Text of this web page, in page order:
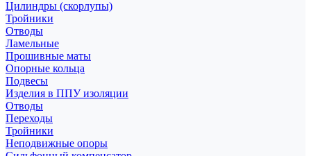
Цилиндры (скорлупы)
Тройники
Отводы
Ламельные
Прошивные маты
Опорные кольца
Подвесы
Изделия в ППУ изоляции
Отводы
Переходы
Тройники
Неподвижные опоры